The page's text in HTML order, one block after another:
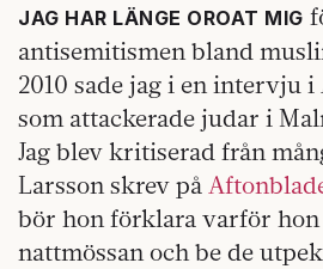
JAG HAR LÄNGE OROAT MIG
antisemitismen bland
2010 sade jag i en intervju
som attackerade judar i
Jag blev kritiserad från
Larsson skrev på
bör hon förklara varför
nattmössan och be de